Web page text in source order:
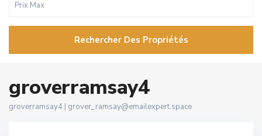
Rechercher Des Propriétés
groverramsay4
groverramsay4 | grover_ramsay@emailexpert.space